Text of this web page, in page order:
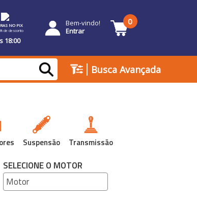
NO PIX
de desconto
18:00
Bem-vindo!
Entrar
0
| Busca Avançada
Suspensão Transmissão
SELECIONE O MOTOR